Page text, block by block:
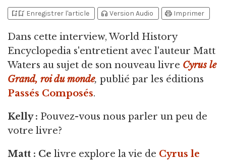
bookmark_addbookmark_added Enregistrer l'article headphones Version Audio print Imprimer
Dans cette interview,World History
Encyclopedia s'entretient avec l'auteur Matt
Waters au sujet de son nouveau livre Cyrus le
Grand, roi du monde, publié par les éditions
Passés Composés.
Kelly : Pouvez-vous nous parler un peu de
votre livre?
Matt : Ce livre explore la vie de Cyrus le